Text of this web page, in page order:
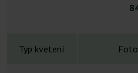
Typ kvetení